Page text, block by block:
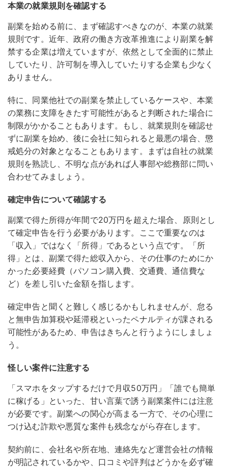
本業の就業規則を確認する
副業を始める前に、まず確認すべきなのが、本業の就業
規則です。 近年、政府の働き方改革推進により副業を解
禁する企業は増えていますが、依然として全面的に禁止
していたり、許可制を導入していたりする企業も少なく
ありません。
特に、同業他社での副業を禁止しているケースや、本業
の業務に支障をきたす可能性があると判断された場合に
制限がかかることもあります。もし、就業規則を確認せ
ずに副業を始め、後に会社に知られると最悪の場合、懲
戒処分の対象となることもあります。まずは自社の就業
規則を熟読し、不明な点があれば人事部や総務部に問い
合わせてみましょう。
確定申告について確認する
副業で得た所得が年間で20万円を超えた場合、原則とし
て確定申告を行う必要があります。
ここで重要なのは
「収入」ではなく「所得」であるという点です。「所
得」とは、副業で得た総収入から、その仕事のためにか
かった必要経費（パソコン購入費、交通費、通信費な
ど）を差し引いた金額を指します。
確定申告と聞くと難しく感じるかもしれませんが、怠る
と無申告加算税や延滞税といったペナルティが課される
可能性があるため、申告はきちんと行うようにしましょ
う。
怪しい案件に注意する
「スマホをタップするだけで月収50万円」「誰でも簡単
に稼げる」といった、甘い言葉で誘う副業案件には注意
が必要です。 副業への関心が高まる一方で、その心理に
つけ込む詐欺や悪質な案件も残念ながら存在します。
契約前に、会社名や所在地、連絡先など運営会社の情報
が明記されているかや、口コミや評判はどうかを必ず確